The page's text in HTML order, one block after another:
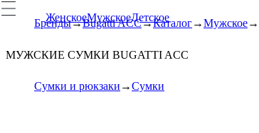
ЖенскоеМужскоеДетское
Бренды Bugatti ACC Каталог Мужское
МУЖСКИЕ СУМКИ BUGATTI ACC
Сумки и рюкзаки Сумки